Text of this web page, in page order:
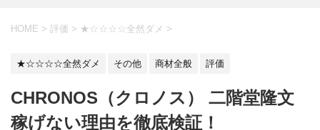
HOME > 評価 > ★☆☆☆☆全然ダメ >
★☆☆☆☆全然ダメ その他 商材全般 評価
CHRONOS（クロノス） 二階堂隆文
稼げない理由を徹底検証！